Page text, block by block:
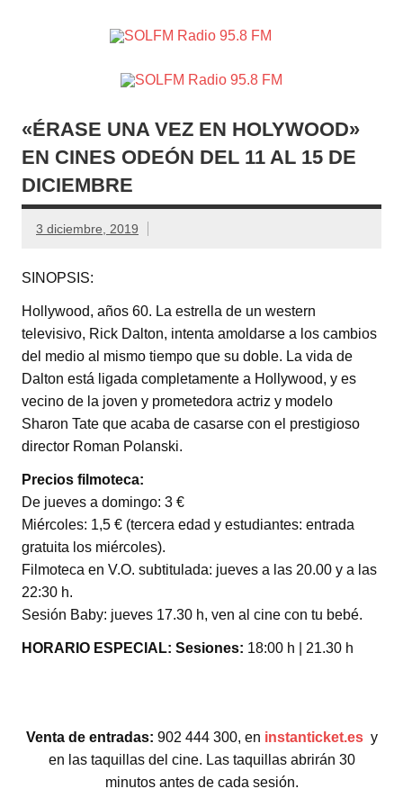
Crevillente, Radio en Vega Baja y Radio en el Medio
Vinalopó
«ÉRASE UNA VEZ EN HOLYWOOD»
EN CINES ODEÓN DEL 11 AL 15 DE
DICIEMBRE
3 diciembre, 2019
SINOPSIS:
Hollywood, años 60. La estrella de un western
televisivo, Rick Dalton, intenta amoldarse a los cambios
del medio al mismo tiempo que su doble. La vida de
Dalton está ligada completamente a Hollywood, y es
vecino de la joven y prometedora actriz y modelo
Sharon Tate que acaba de casarse con el prestigioso
director Roman Polanski.
Precios filmoteca:
De jueves a domingo: 3 €
Miércoles: 1,5 € (tercera edad y estudiantes: entrada
gratuita los miércoles).
Filmoteca en V.O. subtitulada: jueves a las 20.00 y a las
22:30 h.
Sesión Baby: jueves 17.30 h, ven al cine con tu bebé.
HORARIO ESPECIAL: Sesiones: 18:00 h | 21.30 h
Venta de entradas: 902 444 300, en instanticket.esy
en las taquillas del cine. Las taquillas abrirán 30
minutos antes de cada sesión.